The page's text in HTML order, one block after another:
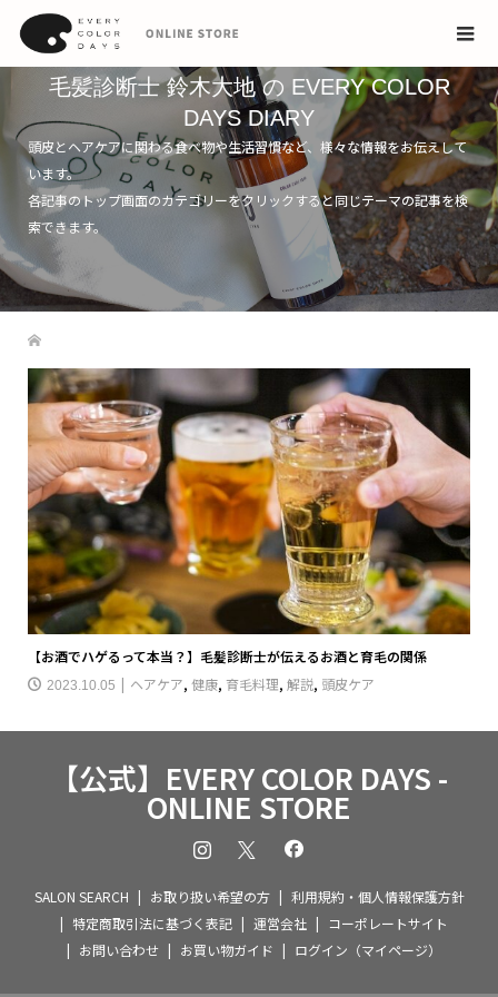
毛髪診断士 鈴木大地 の EVERY COLOR
DAYS DIARY
頭皮とヘアケアに関わる食べ物や生活習慣など、様々な情報をお伝えして
います。
各記事のトップ画面のカテゴリーをクリックすると同じテーマの記事を検
索できます。
【お酒でハゲるって本当？】毛髪診断士が伝えるお酒と育毛の関係
2023.10.05 ヘアケア, 健康, 育毛料理, 解説, 頭皮ケア
【公式】EVERY COLOR DAYS -
ONLINE STORE
SALON SEARCH お取り扱い希望の方
利用規約・個人情報保護方針
特定商取引法に基づく表記
運営会社
コーポレートサイト
お問い合わせ
お買い物ガイド ログイン（マイページ）